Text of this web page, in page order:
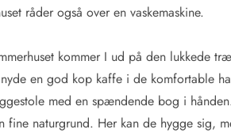
råder også over en vaskemaskine.
kommer I ud på den lukkede
en god kop kaffe i de komfortable
med en spændende bog i
fine naturgrund. Her kan de hygge sig,